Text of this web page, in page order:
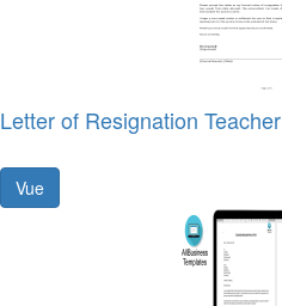
Letter of Resignation Teacher
Vue